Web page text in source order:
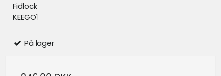
Fidlock
KEEGO1
På lager